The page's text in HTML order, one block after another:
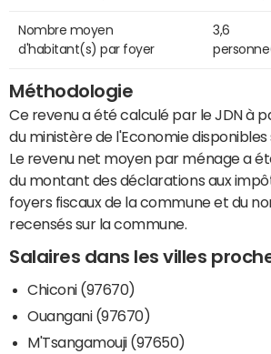
Nombre moyen
d'habitant(s) par foyer
3,6
Méthodologie
Ce revenu a été calculé par le JDN à
du ministère de l'Economie
Le revenu net moyen par ménage a
du montant des déclarations aux
foyers fiscaux de la commune et du
recensés sur la commune.
Salaires dans les villes
Chiconi (97670)
Ouangani (97670)
M'Tsangamouji (97650)